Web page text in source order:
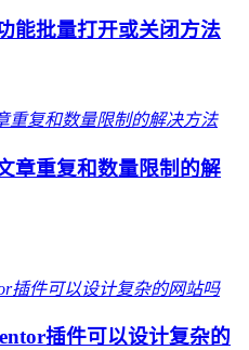
能批量打开或关闭方法
章重复和数量限制的解
插件可以设计复杂的